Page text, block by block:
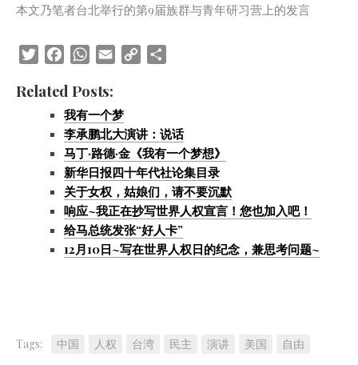
本文乃笔者台北举行的第9届族群与青年研习营上的发言
TwitterFacebookWhatsApp
Email Copy
Related Posts:
我有一个梦
李承鹏北大演讲：说话
马丁·路德·金《我有一个梦想》
新华日报四十年代社论集目录
关于女权，姑娘们，请不要沉默
响应~我正在抄写世界人权宣言！您也加入吧！
给马总统发张“好人卡”
12月10日~写在世界人权日的纪念，兼思考问题~
Tags: 中国 人权 台湾 民主 演讲 美国 自由